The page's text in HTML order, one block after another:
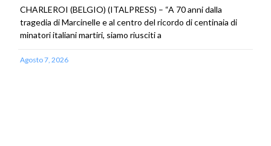
CHARLEROI (BELGIO) (ITALPRESS) – “A 70 anni dalla
tragedia di Marcinelle e al centro del ricordo di centinaia di
minatori italiani martiri, siamo riusciti a
Agosto 7, 2026